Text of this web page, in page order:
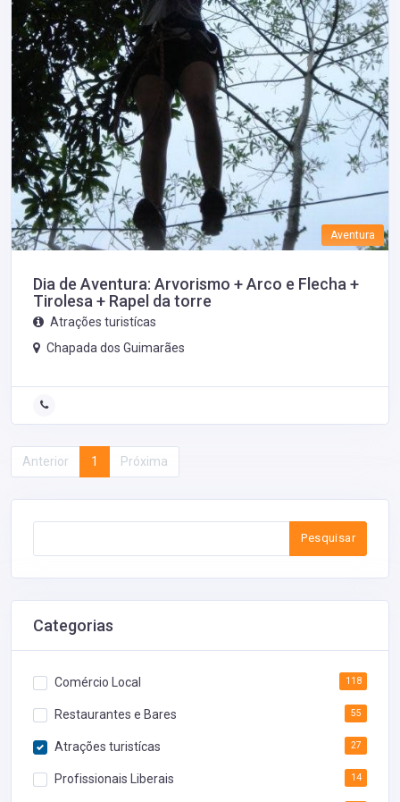
Aventura
Dia de Aventura: Arvorismo + Arco e Flecha +
Tirolesa + Rapel da torre
Atrações turistícas
Chapada dos Guimarães
Anterior 1 Próxima
Pesquisar
Categorias
Comércio Local 118
Restaurantes e Bares 55
Atrações turistícas 27
Profissionais Liberais 14